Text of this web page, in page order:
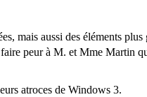
mais aussi des éléments
peur à M. et Mme Martin
atroces de Windows 3.